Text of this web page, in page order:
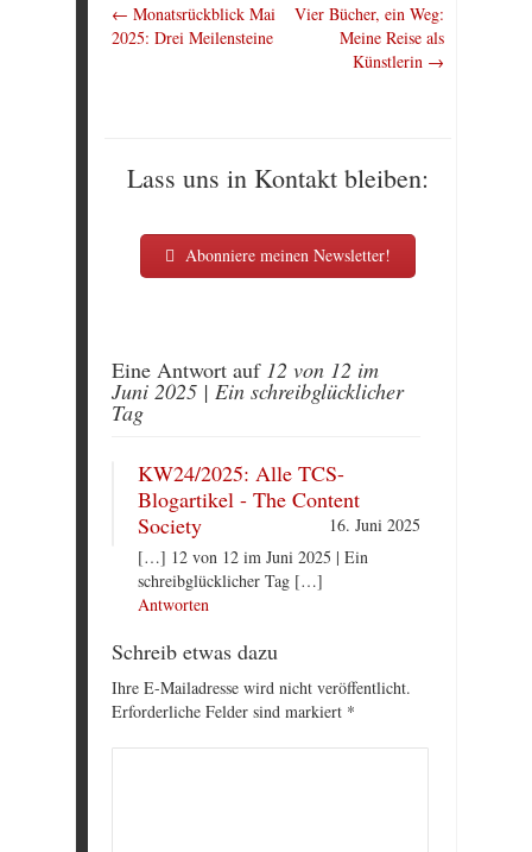
← Monatsrückblick Mai
2025: Drei Meilensteine
Vier Bücher, ein Weg:
Meine Reise als
Künstlerin →
Lass uns in Kontakt bleiben:
Abonniere meinen Newsletter!
Eine Antwort auf 12 von 12 im
Juni 2025 | Ein schreibglücklicher
Tag
KW24/2025: Alle TCS-
Blogartikel - The Content
Society
16. Juni 2025
[…] 12 von 12 im Juni 2025 | Ein
schreibglücklicher Tag […]
Antworten
Schreib etwas dazu
Ihre E-Mailadresse wird nicht veröffentlicht.
Erforderliche Felder sind markiert *